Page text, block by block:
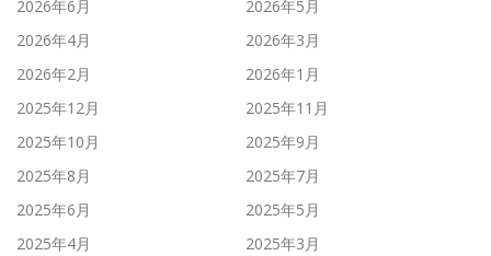
2026年6月
2026年5月
2026年4月
2026年3月
2026年2月
2026年1月
2025年12月
2025年11月
2025年10月
2025年9月
2025年8月
2025年7月
2025年6月
2025年5月
2025年4月
2025年3月